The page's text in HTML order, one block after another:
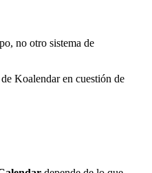
no otro sistema de
Koalendar en cuestión de